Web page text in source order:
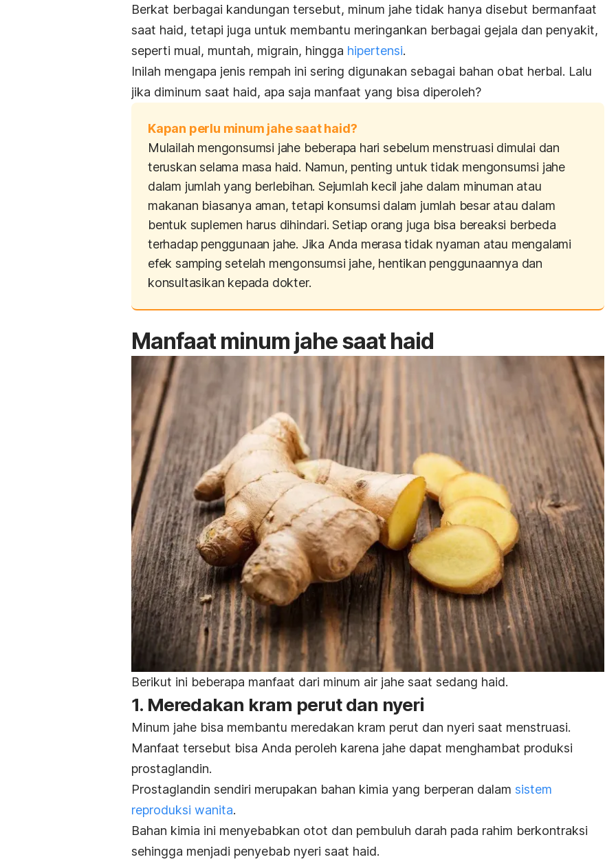
Berkat berbagai kandungan tersebut, minum jahe tidak hanya disebut bermanfaat
saat haid, tetapi juga untuk membantu meringankan berbagai gejala dan penyakit,
seperti mual, muntah, migrain, hingga hipertensi.
Inilah mengapa jenis rempah ini sering digunakan sebagai bahan obat herbal. Lalu
jika diminum saat haid, apa saja manfaat yang bisa diperoleh?
Kapan perlu minum jahe saat haid?
Mulailah mengonsumsi jahe beberapa hari sebelum menstruasi dimulai dan
teruskan selama masa haid. Namun, penting untuk tidak mengonsumsi jahe
dalam jumlah yang berlebihan. Sejumlah kecil jahe dalam minuman atau
makanan biasanya aman, tetapi konsumsi dalam jumlah besar atau dalam
bentuk suplemen harus dihindari. Setiap orang juga bisa bereaksi berbeda
terhadap penggunaan jahe. Jika Anda merasa tidak nyaman atau mengalami
efek samping setelah mengonsumsi jahe, hentikan penggunaannya dan
konsultasikan kepada dokter.
Manfaat minum jahe saat haid
Berikut ini beberapa manfaat dari minum air jahe saat sedang haid.
1. Meredakan kram perut dan nyeri
Minum jahe bisa membantu meredakan kram perut dan nyeri saat menstruasi.
Manfaat tersebut bisa Anda peroleh karena jahe dapat menghambat produksi
prostaglandin.
Prostaglandin sendiri merupakan bahan kimia yang berperan dalam sistem
reproduksi wanita.
Bahan kimia ini menyebabkan otot dan pembuluh darah pada rahim berkontraksi
sehingga menjadi penyebab nyeri saat haid.